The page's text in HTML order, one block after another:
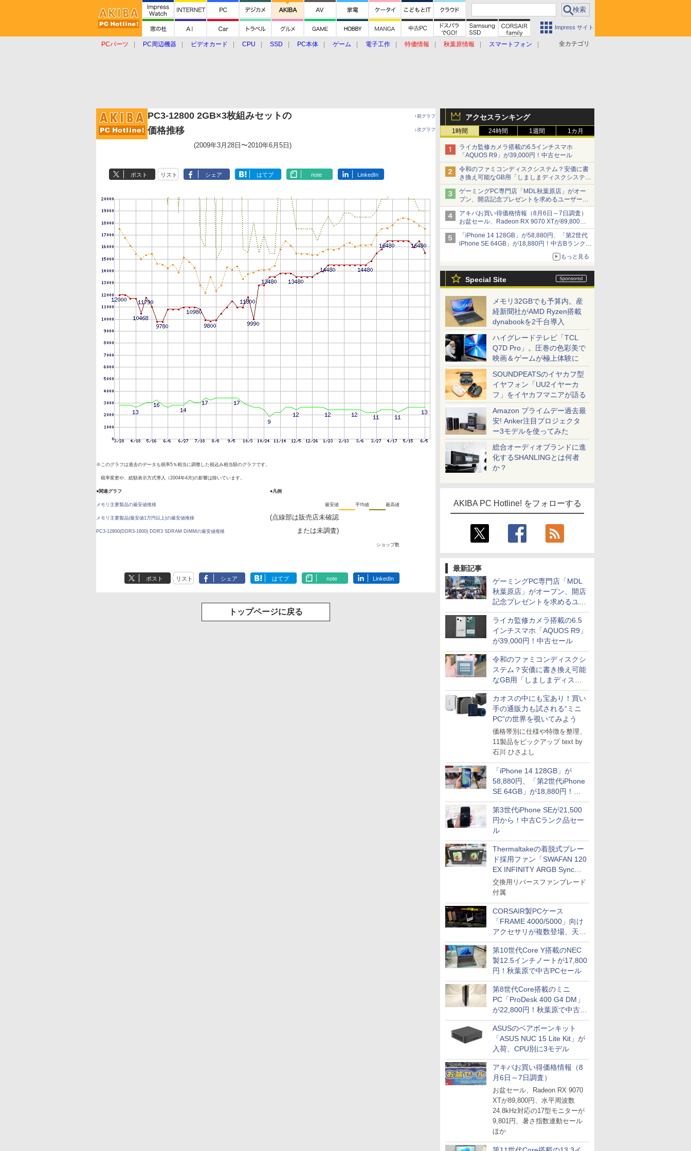
Impress サイト
全カテゴリ
PCパーツ PC周辺機器 ビデオカード CPU SSD PC本体 ゲーム 電子工作 特価情報 秋葉原情報
スマートフォン
アクセスランキング
1時間 24時間 1週間 1カ月
ライカ監修カメラ搭載の6.5インチスマホ
「AQUOS R9」が39,000円！中古セール
令和のファミコンディスクシステム？安価に書
き換え可能なGB用「しましまディスクシステ
ム」
ゲーミングPC専門店「MDL秋葉原店」がオー
プン、開店記念プレゼントを求めるユーザーが
押し寄せ長蛇の列に
アキバお買い得価格情報（8月6日～7日調査）
お盆セール、Radeon RX 9070 XTが89,800
円、水平周波数24.8kHz対応の17型モニターが
9,801円、暑さ指数連動セール ほか
「iPhone 14 128GB」が58,880円、「第2世代
iPhone SE 64GB」が18,880円！中古Bランク品
もっと見る
Special Site
メモリ32GBでも予算内。産
経新聞社がAMD Ryzen搭載
dynabookを2千台導入
ハイグレードテレビ「TCL
Q7D Pro」。圧巻の色彩美で
映画＆ゲームが極上体験に
SOUNDPEATSのイヤカフ型
イヤフォン「UU2イヤーカ
フ」をイヤカフマニアが語る
Amazon プライムデー過去最
安! Anker注目プロジェクタ
ー3モデルを使ってみた
総合オーディオブランドに進
化するSHANLINGとは何者
か？
AKIBA PC Hotline! をフォローする
最新記事
ゲーミングPC専門店「MDL
秋葉原店」がオープン、開店
記念プレゼントを求めるユー
ザーが押し寄せ長蛇の列に
ライカ監修カメラ搭載の6.5
インチスマホ「AQUOS R9」
が39,000円！中古セール
令和のファミコンディスクシ
ステム？安価に書き換え可能
なGB用「しましまディスク
システム」
カオスの中にも宝あり！買い
手の通販力も試される“ミニ
PC”の世界を覗いてみよう
価格帯別に仕様や特徴を整理、
11製品をピックアップ text by
石川 ひさよし
「iPhone 14 128GB」が
58,880円、「第2世代iPhone
SE 64GB」が18,880円！中
古Bランク品セール
第3世代iPhone SEが21,500
円から！中古Cランク品セー
ル
Thermaltakeの着脱式ブレー
ド採用ファン「SWAFAN 120
EX INFINITY ARGB Sync」
に単品パッケージ
交換用リバースファンブレード
付属
CORSAIR製PCケース
「FRAME 4000/5000」向け
アクセサリが複数登場、天然
木製パネルや背面コネクタ対
応トレイなど
第10世代Core Y搭載のNEC
製12.5インチノートが17,800
円！秋葉原で中古PCセール
第8世代Core搭載のミニ
PC「ProDesk 400 G4 DM」
が22,800円！秋葉原で中古
PCセール
ASUSのベアボーンキット
「ASUS NUC 15 Lite Kit」が
入荷、CPU別に3モデル
アキバお買い得価格情報（8
月6日～7日調査）
お盆セール、Radeon RX 9070
XTが89,800円、水平周波数
24.8kHz対応の17型モニターが
9,801円、暑さ指数連動セール
ほか
PC3-12800 2GB×3枚組みセットの
価格推移
↑前グラフ
↓次グラフ
(2009年3月28日〜2010年6月5日)
ポスト リスト シェア はてブ note LinkedIn
※このグラフは過去のデータも税率5％相当に調整した税込み相当額のグラフです。
税率変更や、総額表示方式導入（2004年4月)の影響は除いています。
●関連グラフ
メモリ主要製品の最安値推移
メモリ主要製品(最安値1万円以上)の最安値推移
PC3-12800(DDR3-1600) DDR3 SDRAM DIMMの最安値推移
●凡例
最安値
(点線部は販売店未確認
または未調査)
平均値 最高値
ショップ数
ポスト リスト シェア はてブ note LinkedIn
トップページに戻る